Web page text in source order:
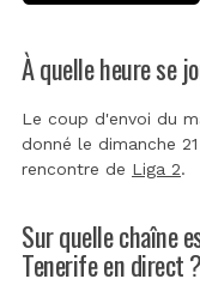
À quelle heure se
Le coup d'envoi du
donné le dimanche
rencontre de Liga 2.
Sur quelle chaîne
Tenerife en direct ?